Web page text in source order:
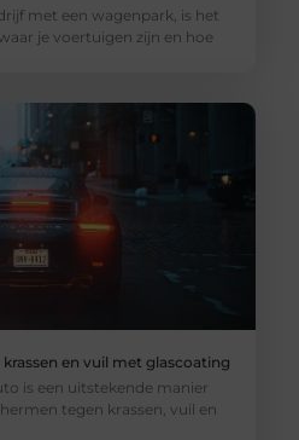
met een wagenpark, is het
je voertuigen zijn en hoe
en vuil met glascoating
is een uitstekende manier
tegen krassen, vuil en